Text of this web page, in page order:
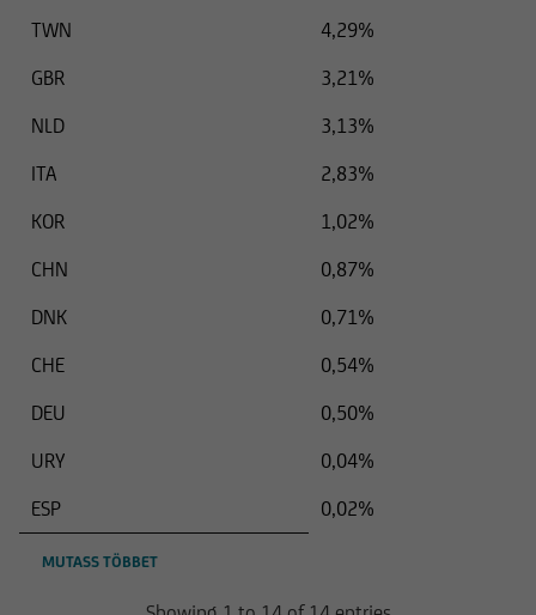
TWN
4,29%
GBR
3,21%
NLD
3,13%
ITA
2,83%
KOR
1,02%
CHN
0,87%
DNK
0,71%
CHE
0,54%
DEU
0,50%
URY
0,04%
ESP
0,02%
MUTASS TÖBBET